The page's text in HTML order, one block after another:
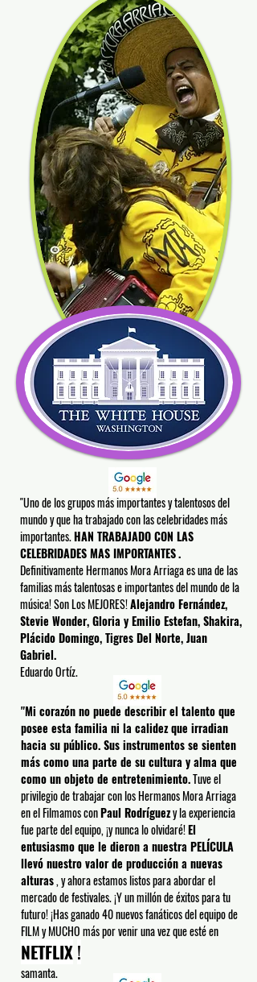
"Mi corazón no puede describir el talento que
posee esta familia ni la calidez que irradian
hacia su público. Sus instrumentos se sienten
más como una parte de su cultura y alma que
como un objeto de entretenimiento.Tuve el
privilegio de trabajar con los Hermanos Mora Arriaga
en el Filmamos conPaul Rodríguezy la experiencia
fue parte del equipo, ¡y nunca lo olvidaré!El
entusiasmo que le dieron a nuestra PELÍCULA
llevó nuestro valor de producción a nuevas
alturas, y ahora estamos listos para abordar el
mercado de festivales. ¡Y un millón de éxitos para tu
futuro! ¡Has ganado 40 nuevos fanáticos del equipo de
FILM y MUCHO más por venir una vez queestéen
NETFLIX!
samanta.
"Uno de los grupos más importantes y talentosos del
mundo y que ha trabajado con las celebridades más
importantes.HAN TRABAJADO CON LAS
CELEBRIDADES MAS IMPORTANTES.
Definitivamente Hermanos Mora Arriaga es una de las
familias más talentosas e importantes del mundo de la
música! Son Los MEJORES!Alejandro Fernández,
Stevie Wonder, Gloria y Emilio Estefan, Shakira,
Plácido Domingo, Tigres Del Norte, Juan
Gabriel.
Eduardo Ortíz.